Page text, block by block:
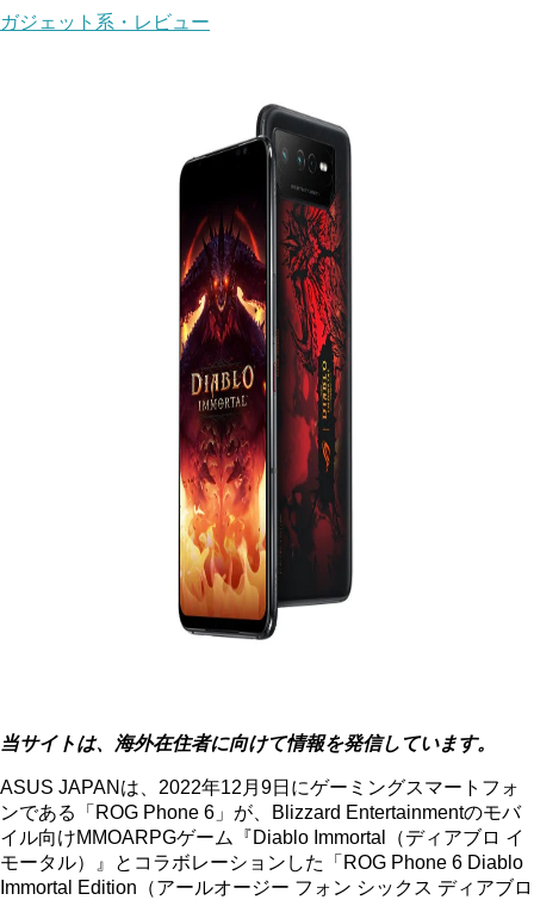
ガジェット系・レビュー
当サイトは、海外在住者に向けて情報を発信しています。
ASUS JAPANは、2022年12月9日にゲーミングスマートフォ
ンである「ROG Phone 6」が、Blizzard Entertainmentのモバ
イル向けMMOARPGゲーム『Diablo Immortal（ディアブロ イ
モータル）』とコラボレーションした「ROG Phone 6 Diablo
Immortal Edition（アールオージー フォン シックス ディアブロ